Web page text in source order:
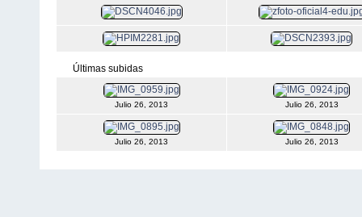
Últimas subidas
Julio 26, 2013 Julio 26, 2013
Julio 26, 2013 Julio 26, 2013